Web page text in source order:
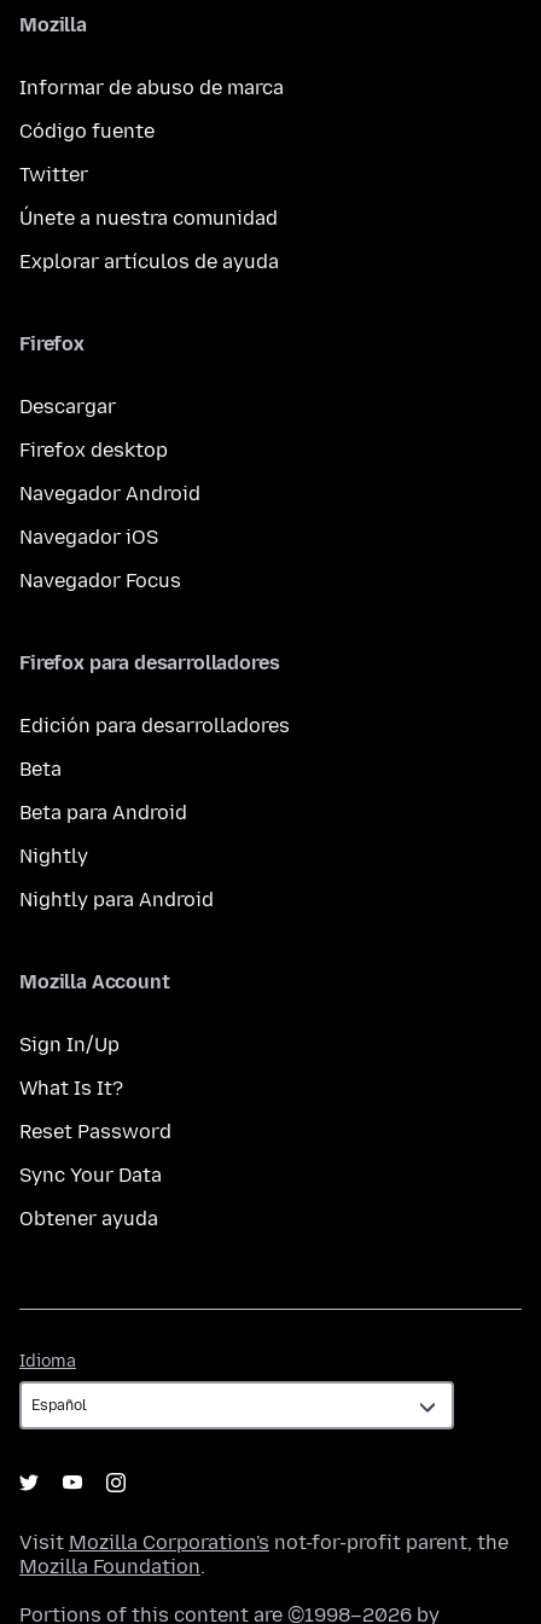
Mozilla
Informar de abuso de marca
Código fuente
Twitter
Únete a nuestra comunidad
Explorar artículos de ayuda
Firefox
Descargar
Firefox desktop
Navegador Android
Navegador iOS
Navegador Focus
Firefox para desarrolladores
Edición para desarrolladores
Beta
Beta para Android
Nightly
Nightly para Android
Mozilla Account
Sign In/Up
What Is It?
Reset Password
Sync Your Data
Obtener ayuda
Idioma
Visit Mozilla Corporation's not-for-profit parent, the
Mozilla Foundation.
Portions of this content are ©1998–2026 by